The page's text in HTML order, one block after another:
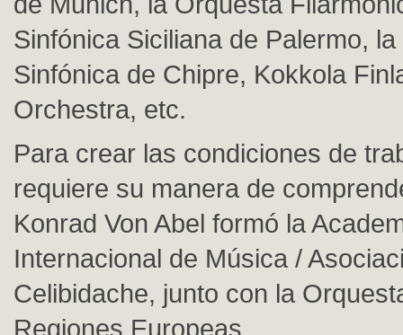
Sinfónica Siciliana de Palermo,
Sinfónica de Chipre, Kokkola
Orchestra, etc.
Para crear las condiciones de
requiere su manera de
Konrad Von Abel formó la
Internacional de Música /
Celibidache, junto con la
Regiones Europeas.